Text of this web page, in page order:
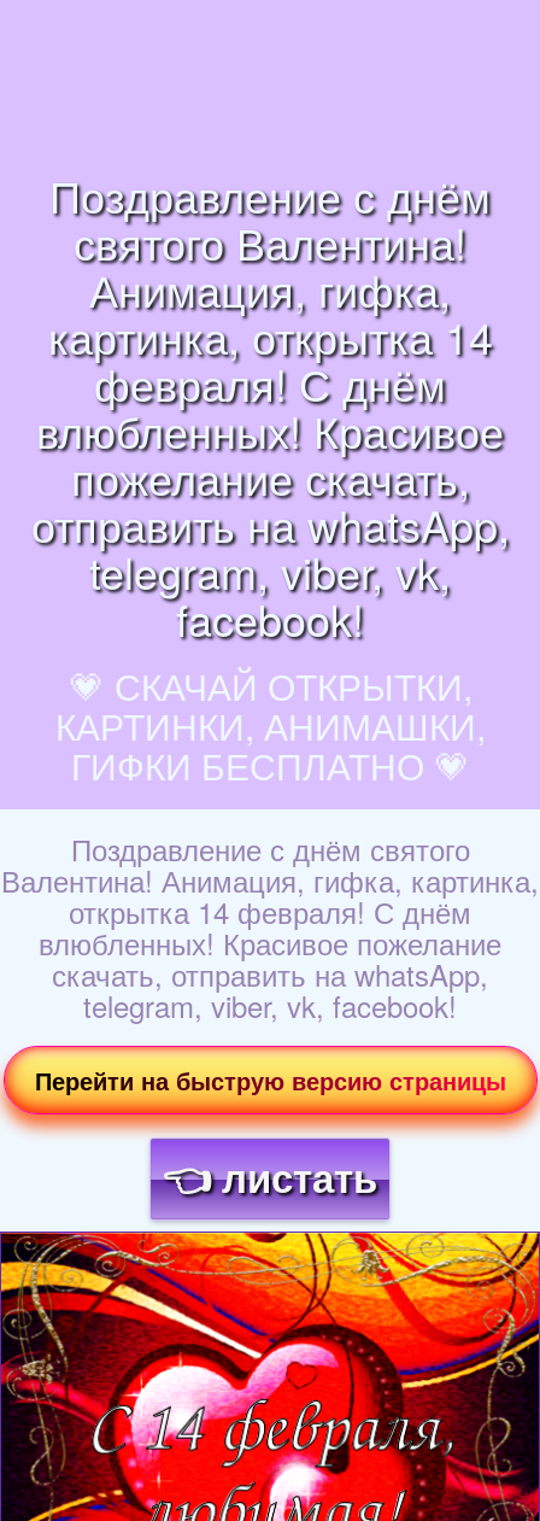
Поздравление с днём
святого Валентина!
Анимация, гифка,
картинка, открытка 14
февраля! С днём
влюбленных! Красивое
пожелание скачать,
отправить на whatsApp,
telegram, viber, vk,
facebook!
💗 СКАЧАЙ ОТКРЫТКИ,
КАРТИНКИ, АНИМАШКИ,
ГИФКИ БЕСПЛАТНО 💗
Поздравление с днём святого
Валентина! Анимация, гифка, картинка,
открытка 14 февраля! С днём
влюбленных! Красивое пожелание
скачать, отправить на whatsApp,
telegram, viber, vk, facebook!
Перейти на быструю версию страницы
👈 листать
Загрузка картинки...